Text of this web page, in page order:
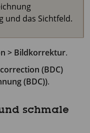
und das Sichtfeld.
> Bildkorrektur.
(BDC)
(BDC)).
schmale